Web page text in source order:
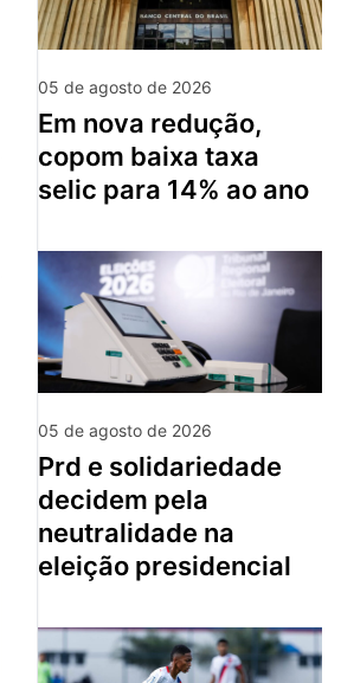
05 de agosto de 2026
em nova redução,
copom baixa taxa
selic para 14% ao ano
05 de agosto de 2026
prd e solidariedade
decidem pela
neutralidade na
eleição presidencial